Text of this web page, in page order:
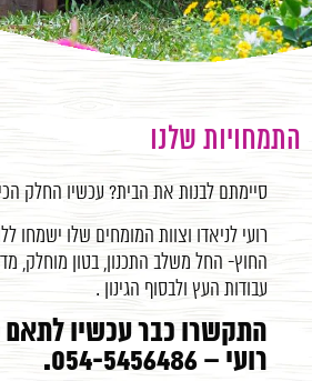
התמחויות שלנו
סיימתם לבנות את הבית? עכשיו החלק
רועי לניאדו וצוות המומחים שלו ישמחו
החוץ- החל משלב התכנון, בטון מוחלק,
עבודות העץ ולבסוף הגינון .
התקשרו כבר עכשיו
רועי – 054-5456486.